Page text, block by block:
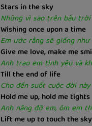
Stars in the sky
Những vì sao trên bầu trời
Wishing once upon a time
Em ước rằng sẽ giống như
Give me love, make me
Anh trao em tình yêu và
Till the end of life
Cho đến suốt cuộc đời này
Hold me up, hold me tights
Anh nâng đỡ em, ôm em
Lift me up to touch the sky